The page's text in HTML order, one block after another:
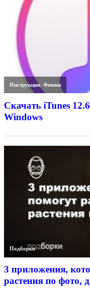
Инструкции,Фишки
Скачать iTunes
Windows
Подборки
3 приложения,
растения по фото,